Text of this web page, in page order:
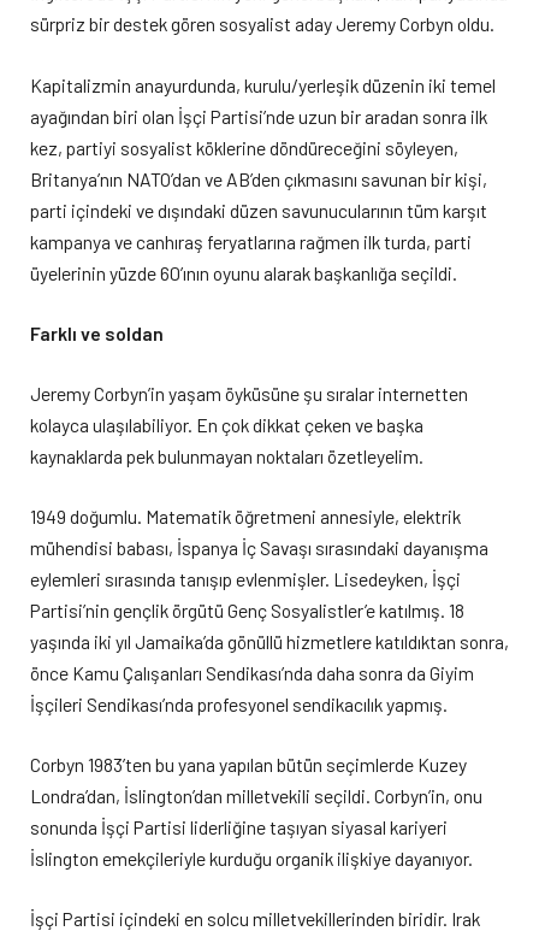
sürpriz bir destek gören sosyalist aday Jeremy Corbyn oldu.
Kapitalizmin anayurdunda, kurulu/yerleşik düzenin iki temel
ayağından biri olan İşçi Partisi’nde uzun bir aradan sonra ilk
kez, partiyi sosyalist köklerine döndüreceğini söyleyen,
Britanya’nın NATO’dan ve AB’den çıkmasını savunan bir kişi,
parti içindeki ve dışındaki düzen savunucularının tüm karşıt
kampanya ve canhıraş feryatlarına rağmen ilk turda, parti
üyelerinin yüzde 60’ının oyunu alarak başkanlığa seçildi.
Farklı ve soldan
Jeremy Corbyn’in yaşam öyküsüne şu sıralar internetten
kolayca ulaşılabiliyor. En çok dikkat çeken ve başka
kaynaklarda pek bulunmayan noktaları özetleyelim.
1949 doğumlu. Matematik öğretmeni annesiyle, elektrik
mühendisi babası, İspanya İç Savaşı sırasındaki dayanışma
eylemleri sırasında tanışıp evlenmişler. Lisedeyken, İşçi
Partisi’nin gençlik örgütü Genç Sosyalistler’e katılmış. 18
yaşında iki yıl Jamaika’da gönüllü hizmetlere katıldıktan sonra,
önce Kamu Çalışanları Sendikası’nda daha sonra da Giyim
İşçileri Sendikası’nda profesyonel sendikacılık yapmış.
Corbyn 1983’ten bu yana yapılan bütün seçimlerde Kuzey
Londra’dan, İslington’dan milletvekili seçildi. Corbyn’in, onu
sonunda İşçi Partisi liderliğine taşıyan siyasal kariyeri
İslington emekçileriyle kurduğu organik ilişkiye dayanıyor.
İşçi Partisi içindeki en solcu milletvekillerinden biridir. Irak